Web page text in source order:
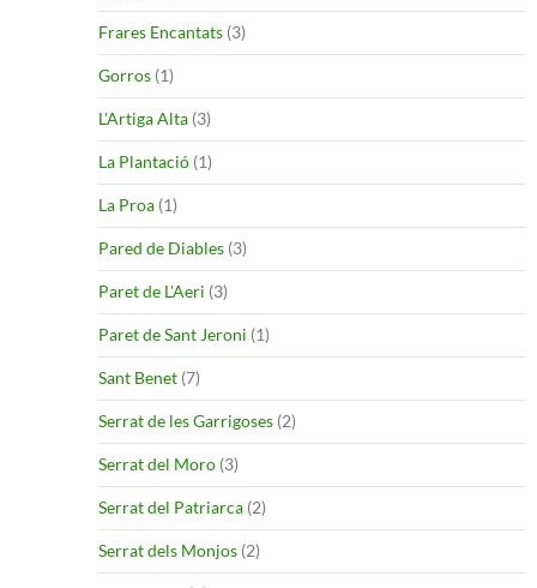
Frares Encantats (3)
Gorros (1)
L'Artiga Alta (3)
La Plantació (1)
La Proa (1)
Pared de Diables (3)
Paret de L'Aeri (3)
Paret de Sant Jeroni (1)
Sant Benet (7)
Serrat de les Garrigoses (2)
Serrat del Moro (3)
Serrat del Patriarca (2)
Serrat dels Monjos (2)